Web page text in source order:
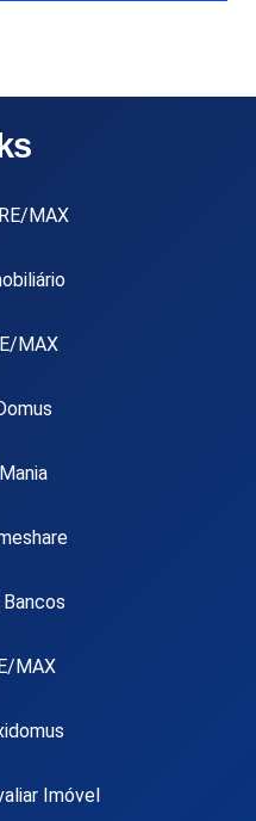
MAX
MAX
MAX
Imóvel